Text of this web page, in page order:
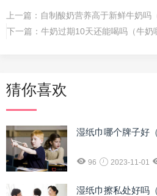
上一篇： 自制酸奶营养高于新鲜牛奶吗
下一篇： 牛奶过期10天还能喝吗（牛奶
猜你喜欢
湿纸巾哪个牌子好
96 2023-11-01
湿纸巾擦私处好吗